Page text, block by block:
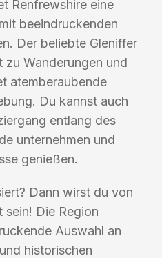
Renfrewshire eine
beeindruckenden
Der beliebte Gleniffer
zu Wanderungen und
atemberaubende
Du kannst auch
entlang des
unternehmen und
genießen.
Dann wirst du von
sein! Die Region
Auswahl an
historischen